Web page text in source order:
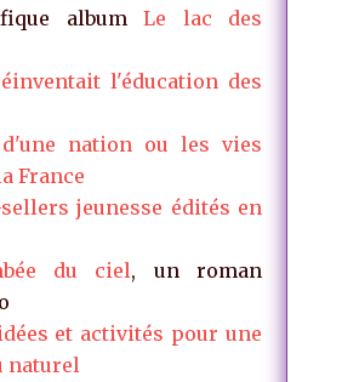
albumLe lac des
l'éducation des
nation ou les vies
France
jeunesse édités en
du ciel, un roman
et activités pour une
naturel